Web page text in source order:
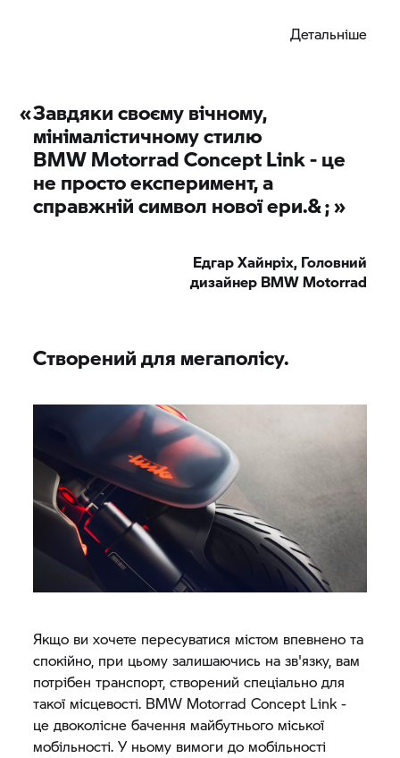
Детальніше
«Завдяки своєму вічному,
мінімалістичному стилю
BMW MotorradConcept Link - це
не просто експеримент, а
справжній символ нової ери.& ; »
Едгар Хайнріх, Головний
дизайнер BMW Motorrad
Створений для мегаполісу.
Якщо ви хочете пересуватися містом впевнено та
спокійно, при цьому залишаючись на зв'язку, вам
потрібен транспорт, створений спеціально для
такої місцевості. BMW Motorrad Concept Link -
це двоколісне бачення майбутнього міської
мобільності. У ньому вимоги до мобільності